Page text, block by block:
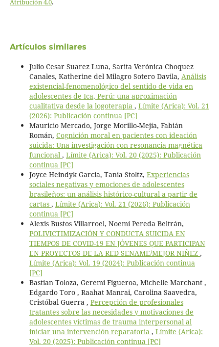
Artículos similares
Julio Cesar Suarez Luna, Sarita Verónica Choquez
Canales, Katherine del Milagro Sotero Davila, Análisis
existencial-fenomenológico del sentido de vida en
adolescentes de Ica, Perú: una aproximación
cualitativa desde la logoterapia , Límite (Arica): Vol. 21
(2026): Publicación continua [PC]
Mauricio Mercado, Jorge Morillo-Mejía, Fabián
Román, Cognición moral en pacientes con ideación
suicida: Una investigación con resonancia magnética
funcional , Límite (Arica): Vol. 20 (2025): Publicación
continua [PC]
Joyce Heindyk Garcia, Tania Stoltz, Experiencias
sociales negativas y emociones de adolescentes
brasileños: un análisis histórico-cultural a partir de
cartas , Límite (Arica): Vol. 21 (2026): Publicación
continua [PC]
Alexis Bustos Villarroel, Noemí Pereda Beltrán,
POLIVICTIMIZACIÓN Y CONDUCTA SUICIDA EN
TIEMPOS DE COVID-19 EN JÓVENES QUE PARTICIPAN
EN PROYECTOS DE LA RED SENAME/MEJOR NIÑEZ ,
Límite (Arica): Vol. 19 (2024): Publicación continua
[PC]
Bastian Toloza, Geremi Figueroa, Michelle Marchant ,
Edgardo Toro , Raahat Manrai, Carolina Saavedra,
Cristóbal Guerra , Percepción de profesionales
tratantes sobre las necesidades y motivaciones de
adolescentes víctimas de trauma interpersonal al
iniciar una intervención reparatoria , Límite (Arica):
Vol. 20 (2025): Publicación continua [PC]